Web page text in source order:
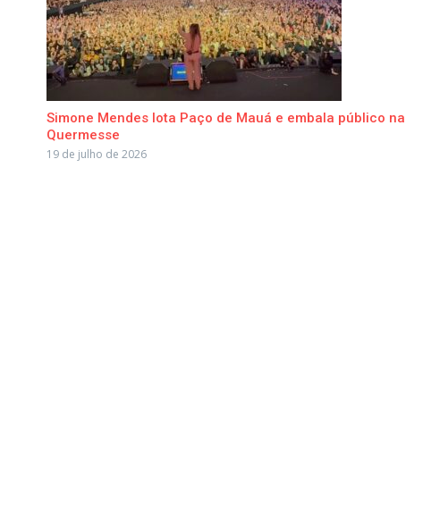
Simone Mendes lota Paço de Mauá e embala público na
Quermesse
19 de julho de 2026